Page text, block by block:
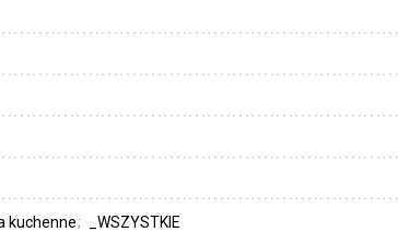
kuchenne _WSZYSTKIE